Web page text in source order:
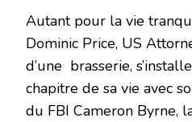
Autant pour la vie
Dominic Price, US
d’une brasserie,
chapitre de sa vie avec
du FBI Cameron Byrne,